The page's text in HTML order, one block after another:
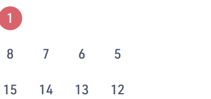
1
5
6
7
8
12
13
14
15